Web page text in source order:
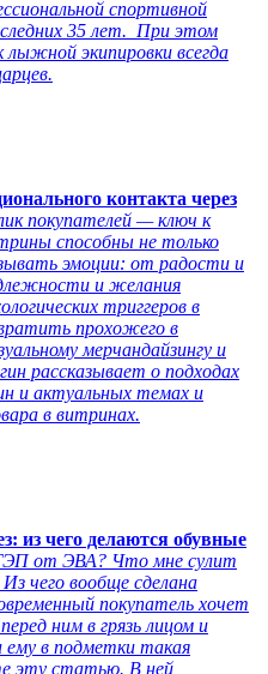
спортивной
35 лет. При этом
экипировки всегда
контакта через
покупателей — ключ к
способны не только
эмоции: от радости и
и желания
триггеров в
прохожего в
мерчандайзингу и
рассказывает о подходах
и актуальных темах и
в витринах.
из чего делаются обувные
от ЭВА? Что мне сулит
чего вообще сделана
покупатель хочет
ним в грязь лицом и
ему в подметки такая
эту статью. В ней